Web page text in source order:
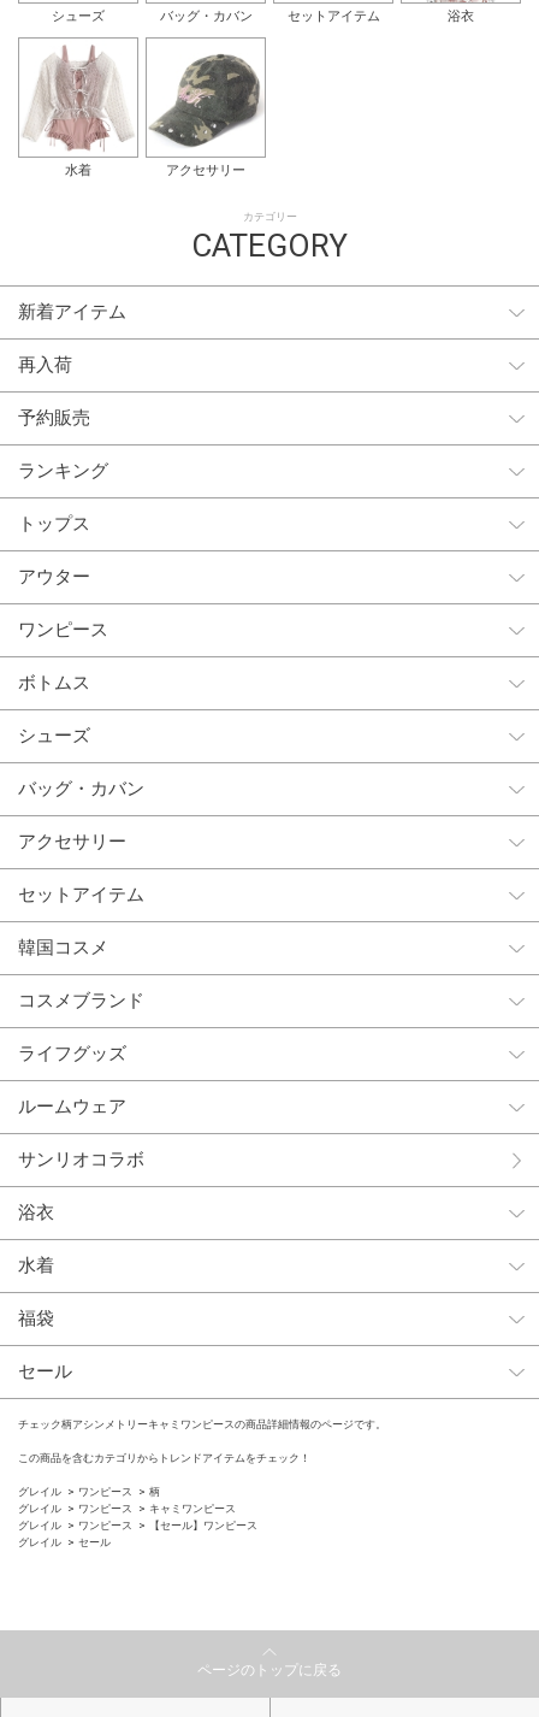
シューズ バッグ・カバン セットアイテム 浴衣
水着 アクセサリー
カテゴリー
CATEGORY
新着アイテム
再入荷
予約販売
ランキング
トップス
アウター
ワンピース
ボトムス
シューズ
バッグ・カバン
アクセサリー
セットアイテム
韓国コスメ
コスメブランド
ライフグッズ
ルームウェア
サンリオコラボ
浴衣
水着
福袋
セール
チェック柄アシンメトリーキャミワンピースの商品詳細情報のページです。
この商品を含むカテゴリからトレンドアイテムをチェック！
グレイル ワンピース
柄
グレイル
ワンピース
キャミワンピース
グレイル
ワンピース
【セール】ワンピース
グレイル
セール
ページのトップに戻る